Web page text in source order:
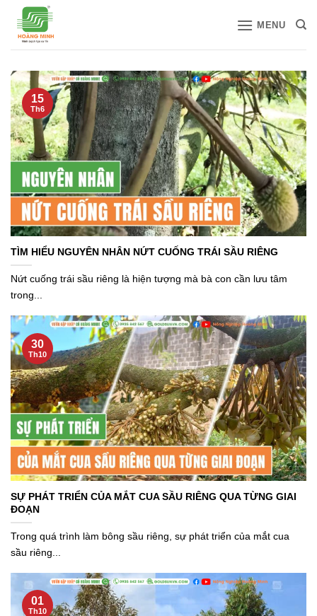
qua
MENU
TÌM HIỂU NGUYÊN NHÂN NỨT CUỐNG TRÁI SẦU RIÊNG
Nứt cuống trái sầu riêng là hiện tượng mà bà con cần lưu tâm
trong...
15
Th6
SỰ PHÁT TRIỂN CỦA MẮT CUA SẦU RIÊNG QUA TỪNG GIAI
ĐOẠN
Trong quá trình làm bông sầu riêng, sự phát triển của mắt cua
sầu riêng...
30
Th10
01
Th10